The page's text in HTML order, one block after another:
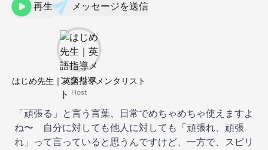
再生 メッセージを送信
はじめ先生｜英語指導メンタリスト
Host
「頑張る」と言う言葉、日常でめちゃめちゃ使えますよ
ね〜 自分に対しても他人に対しても「頑張れ、頑張
れ」って言っていると思うんですけど、一方で、スピリ